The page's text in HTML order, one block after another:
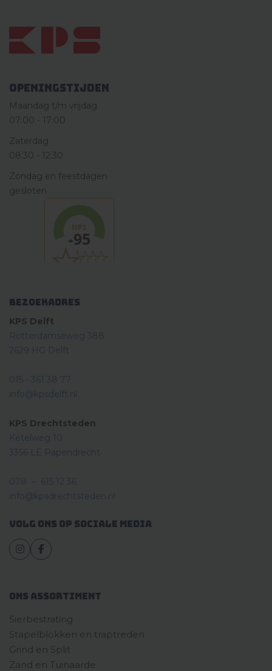
Openingstijden
Maandag t/m vrijdag
07:00 - 17:00
Zaterdag
08:30 - 12:30
Zondag en feestdagen
gesloten
Bezoekadres
KPS Delft
Rotterdamseweg 388
2629 HG Delft
015 - 361 38 77
info@kpsdelft.nl
KPS Drechtsteden
Ketelweg 10
3356 LE Papendrecht
078 – 615 12 36
info@kpsdrechtsteden.nl
Volg ons op sociale media
Ons assortiment
Sierbestrating
Stapelblokken en traptreden
Grind en Split
Zand en Tuinaarde